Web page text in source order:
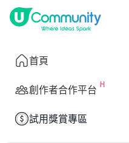
首頁
創作者合作平台
試用獎賞專區